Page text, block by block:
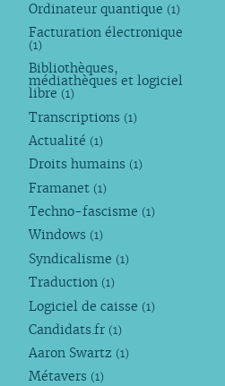
Ordinateur quantique (1)
Facturation électronique
(1)
Bibliothèques,
médiathèques et logiciel
libre (1)
Transcriptions (1)
Actualité (1)
Droits humains (1)
Framanet (1)
Techno-fascisme (1)
Windows (1)
Syndicalisme (1)
Traduction (1)
Logiciel de caisse (1)
Candidats.fr (1)
Aaron Swartz (1)
Métavers (1)